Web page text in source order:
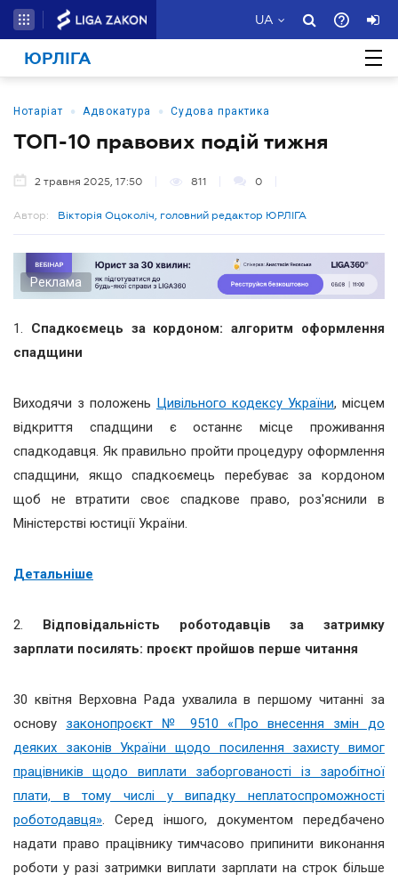
UA
ЮРЛІГА
Нотаріат • Адвокатура • Судова практика
ТОП-10 правових подій тижня
2 травня 2025, 17:50 811 0
Автор: Вікторія Оцоколіч, головний редактор ЮРЛІГА
Реклама
1.
Спадкоємець за кордоном: алгоритм оформлення
спадщини
Виходячи з положень Цивільного кодексу України, місцем
відкриття спадщини є останнє місце проживання
спадкодавця. Як правильно пройти процедуру оформлення
спадщини, якщо спадкоємець перебуває за кордоном
щоб не втратити своє спадкове право, роз'яснили в
Міністерстві юстиції України.
Детальніше
2.
Відповідальність роботодавців за затримку
зарплати посилять: проєкт пройшов перше читання
30 квітня Верховна Рада ухвалила в першому читанні за
основу законопроєкт № 9510 «Про внесення змін до
деяких законів України щодо посилення захисту вимог
працівників щодо виплати заборгованості із заробітної
плати, в тому числі у випадку неплатоспроможності
роботодавця». Серед іншого, документом передбачено
надати право працівнику тимчасово припинити виконання
роботи у разі затримки виплати зарплати на строк більше